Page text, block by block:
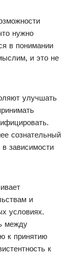
нужно
в понимании
и это не
улучшать
сознательный
зависимости
и
условиях.
между
к принятию
к